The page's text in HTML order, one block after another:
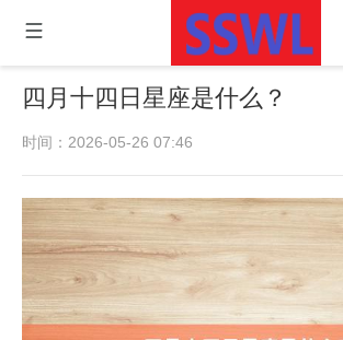
四月十四日星座是什么？
时间：2026-05-26 07:46